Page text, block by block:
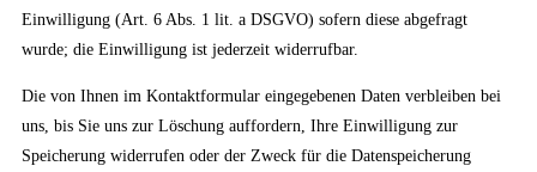
Einwilligung (Art. 6 Abs. 1 lit. a DSGVO) sofern diese abgefragt
wurde; die Einwilligung ist jederzeit widerrufbar.
Die von Ihnen im Kontaktformular eingegebenen Daten verbleiben bei
uns, bis Sie uns zur Löschung auffordern, Ihre Einwilligung zur
Speicherung widerrufen oder der Zweck für die Datenspeicherung